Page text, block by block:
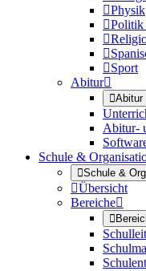
Physik
Politik


Sport
Abitur
Abitur
Abitur-
Schule &
Schule &
Übersicht
Bereiche
